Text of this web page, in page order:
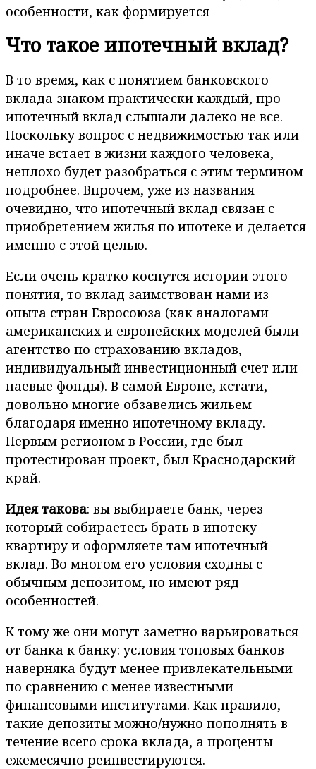
Что такое ипотечный вклад?
В то время, как с понятием банковского
вклада знаком практически каждый, про
ипотечный вклад слышали далеко не все.
Поскольку вопрос с недвижимостью так или
иначе встает в жизни каждого человека,
неплохо будет разобраться с этим термином
подробнее. Впрочем, уже из названия
очевидно, что ипотечный вклад связан с
приобретением жилья по ипотеке и делается
именно с этой целью.
Если очень кратко коснутся истории этого
понятия, то вклад заимствован нами из
опыта стран Евросоюза (как аналогами
американских и европейских моделей были
агентство по страхованию вкладов,
индивидуальный инвестиционный счет или
паевые фонды). В самой Европе, кстати,
довольно многие обзавелись жильем
благодаря именно ипотечному вкладу.
Первым регионом в России, где был
протестирован проект, был Краснодарский
край.
Идея такова: вы выбираете банк, через
который собираетесь брать в ипотеку
квартиру и оформляете там ипотечный
вклад. Во многом его условия сходны с
обычным депозитом, но имеют ряд
особенностей.
К тому же они могут заметно варьироваться
от банка к банку: условия топовых банков
наверняка будут менее привлекательными
по сравнению с менее известными
финансовыми институтами. Как правило,
такие депозиты можно/нужно пополнять в
течение всего срока вклада, а проценты
ежемесячно реинвестируются.